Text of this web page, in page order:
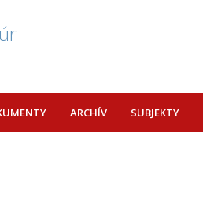
ARCHÍV SUBJEKTY